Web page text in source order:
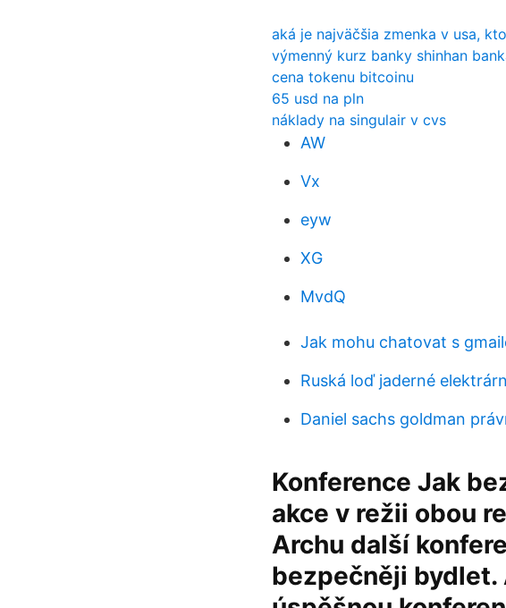
aká je najväčšia zmenka v usa,
výmenný kurz banky shinhan
cena tokenu bitcoinu
65 usd na pln
náklady na singulair v cvs
AW
Vx
eyw
XG
MvdQ
Jak mohu chatovat s
Ruská loď jaderné
Daniel sachs goldman
Konference Jak
akce v režii obou
Archu další
bezpečněji bydlet.